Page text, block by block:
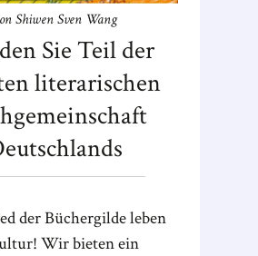
Sie Teil der
literarischen
der Büchergilde leben
Wir bieten ein
Shiwen Sven Wang